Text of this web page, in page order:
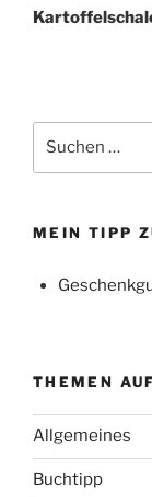
Beitrag
nach:
MEIN TIPP
THEMEN
Allgemeines
Buchtipp